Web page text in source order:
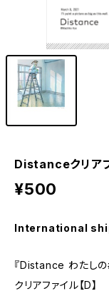
Distanceクリアフ
¥500
International
『Distance わたし
クリアファイル【D】